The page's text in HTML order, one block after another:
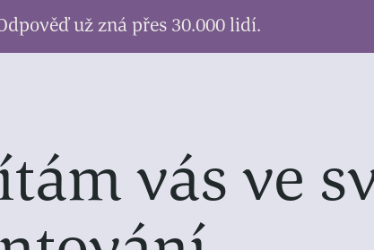
už zná přes 30.000 lidí.
vás ve